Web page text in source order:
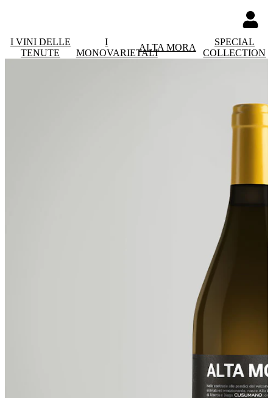
I VINI DELLE
TENUTE
I
MONOVARIETALI
ALTA MORA
SPECIAL
COLLECTION